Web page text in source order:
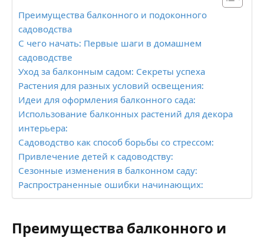
Преимущества балконного и подоконного
садоводства
С чего начать: Первые шаги в домашнем
садоводстве
Уход за балконным садом: Секреты успеха
Растения для разных условий освещения:
Идеи для оформления балконного сада:
Использование балконных растений для декора
интерьера:
Садоводство как способ борьбы со стрессом:
Привлечение детей к садоводству:
Сезонные изменения в балконном саду:
Распространенные ошибки начинающих:
Преимущества балконного и